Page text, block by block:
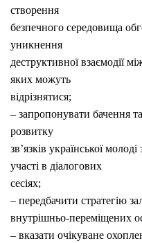
створення
безпечного середовища
уникнення
деструктивної взаємодії
яких можуть
відрізнятися;
– запропонувати бачення та
розвитку
зв’язків української
участі в діалогових
сесіях;
– передбачити стратегію
внутрішньо-переміщених
– вказати очікуване